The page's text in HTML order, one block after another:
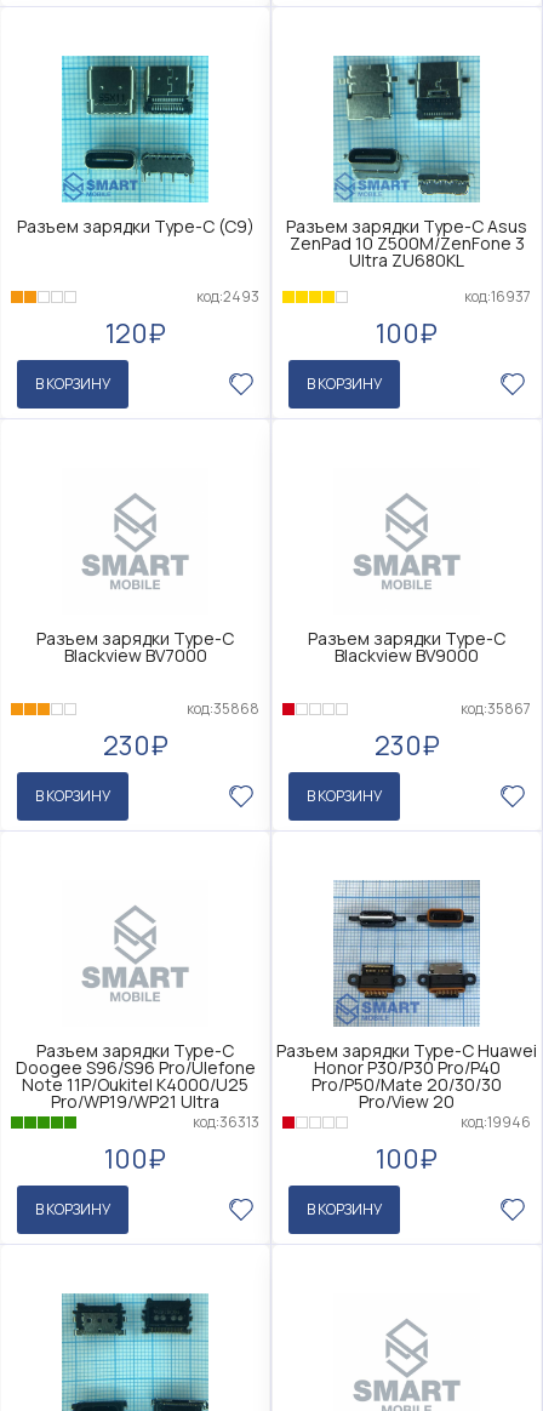
Разъем зарядки Type-C (C9)
код:2493
120₽
В КОРЗИНУ
Разъем зарядки Type-C Asus
ZenPad 10 Z500M/ZenFone 3
Ultra ZU680KL
код:16937
100₽
В КОРЗИНУ
Разъем зарядки Type-C
Blackview BV7000
код:35868
230₽
В КОРЗИНУ
Разъем зарядки Type-C
Blackview BV9000
код:35867
230₽
В КОРЗИНУ
Разъем зарядки Type-C
Doogee S96/S96 Pro/Ulefone
Note 11P/Oukitel K4000/U25
Pro/WP19/WP21 Ultra
код:36313
100₽
В КОРЗИНУ
Разъем зарядки Type-C Huawei
Honor P30/P30 Pro/P40
Pro/P50/Mate 20/30/30
Pro/View 20
код:19946
100₽
В КОРЗИНУ